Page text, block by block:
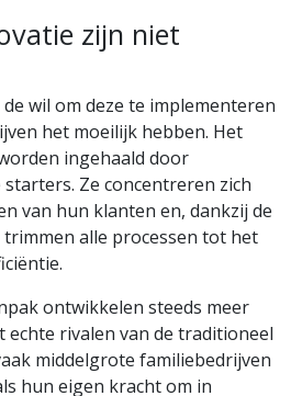
zijn niet
wil om deze te implementeren
het moeilijk hebben. Het
ingehaald door
Ze concentreren zich
van hun klanten en, dankzij de
alle processen tot het
ontwikkelen steeds meer
echte rivalen van de traditioneel
middelgrote familiebedrijven
hun eigen kracht om in